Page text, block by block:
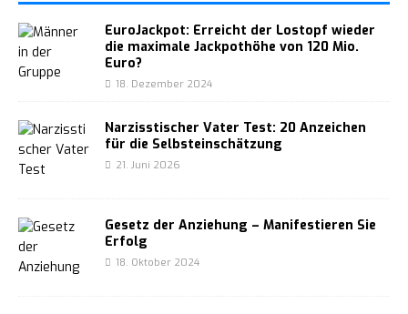
EuroJackpot: Erreicht der Lostopf wieder
die maximale Jackpothöhe von 120 Mio.
Euro?
18. Dezember 2024
Narzisstischer Vater Test: 20 Anzeichen
für die Selbsteinschätzung
21. Juni 2026
Gesetz der Anziehung – Manifestieren Sie
Erfolg
18. Oktober 2024